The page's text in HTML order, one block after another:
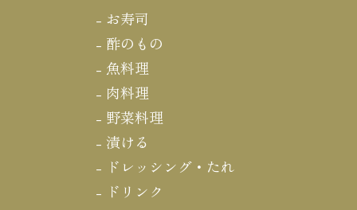
お寿司
酢のもの
魚料理
肉料理
野菜料理
漬ける
ドレッシング・たれ
ドリンク